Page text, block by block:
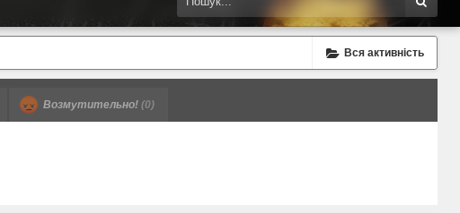
Вся активність
Возмутительно! (0)